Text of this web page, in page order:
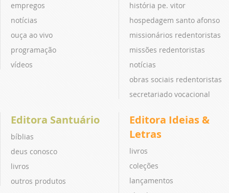
empregos
notícias
ouça ao vivo
programação
vídeos
história pe. vitor
hospedagem santo afonso
missionários redentoristas
missões redentoristas
notícias
obras sociais redentoristas
secretariado vocacional
Editora Santuário
bíblias
deus conosco
livros
outros produtos
Editora Ideias &
Letras
livros
coleções
lançamentos